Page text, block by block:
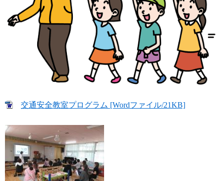
交通安全教室プログラム [Wordファイル/21KB]